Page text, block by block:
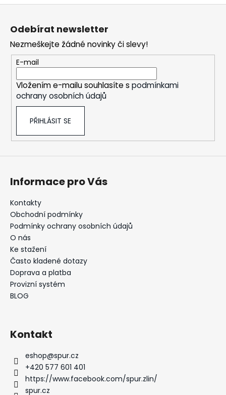
n
a
j
í
?
o
o
r
u
č
u
j
e
m
e
SPURTEX®
V300
NR
(EXPIRACE
1.1.2027)
89
Z
Odebírat newsletter
Nezmeškejte žádné novinky či slevy!
E-mail
Vložením e-mailu souhlasíte s podmínkami
ochrany osobních údajů
PŘIHLÁSIT SE
Informace pro Vás
Kontakty
Obchodní podmínky
Podmínky ochrany osobních údajů
O nás
Ke stažení
Často kladené dotazy
Doprava a platba
Provizní systém
BLOG
Kontakt
eshop@spur.cz
+420 577 601 401
https://www.facebook.com/spur.zlin/
spur.cz